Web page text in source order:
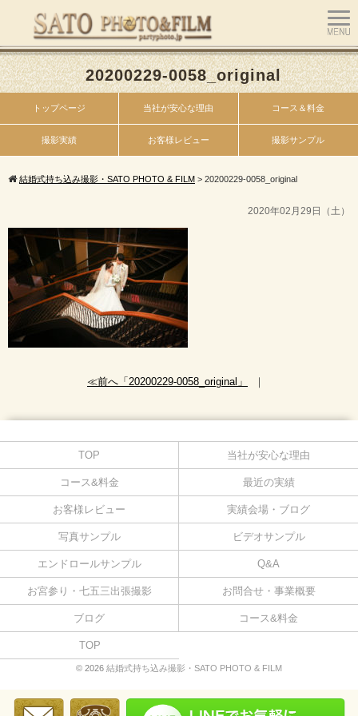
20200229-0058_original
トップページ 当社が安心な理由 コース＆料金
撮影実績 お客様レビュー 撮影サンプル
結婚式持ち込み撮影・SATO PHOTO & FILM > 20200229-0058_original
2020年02月29日（土）
≪前へ「20200229-0058_original」 ｜
TOP 当社が安心な理由
コース&料金 最近の実績
お客様レビュー 実績会場・ブログ
写真サンプル ビデオサンプル
エンドロールサンプル Q&A
お宮参り・七五三出張撮影 お問合せ・事業概要
ブログ コース&料金
TOP
© 2026 結婚式持ち込み撮影・SATO PHOTO & FILM